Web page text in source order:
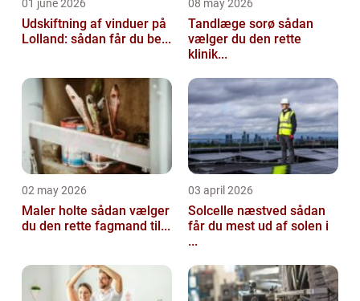
01 june 2026
Udskiftning af vinduer på
Lolland: sådan får du be...
08 may 2026
Tandlæge sorø sådan
vælger du den rette
klinik...
02 may 2026
Maler holte sådan vælger
du den rette fagmand til...
03 april 2026
Solcelle næstved sådan
får du mest ud af solen i
...